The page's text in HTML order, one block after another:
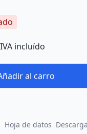
IVA incluído
al carro
Hoja de datos